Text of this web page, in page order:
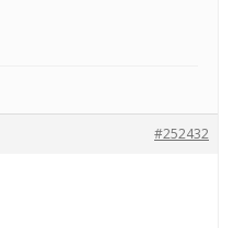
#252432